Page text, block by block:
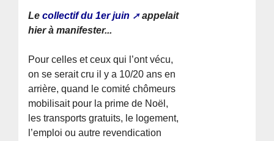
Lecollectif du 1er juin
appelait
hier à manifester...
Pour celles et ceux qui l’ont vécu,
on se serait cru il y a 10/20 ans en
arrière, quand le comité chômeurs
mobilisait pour la prime de Noël,
les transports gratuits, le logement,
l’emploi ou autre revendication